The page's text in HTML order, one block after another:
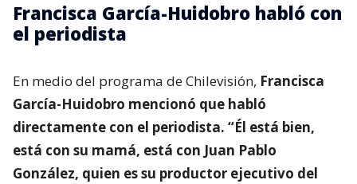
Francisca García-Huidobro habló con
el periodista
En medio del programa de Chilevisión, Francisca
García-Huidobro mencionó que habló
directamente con el periodista. “Él está bien,
está con su mamá, está con Juan Pablo
González, quien es su productor ejecutivo del